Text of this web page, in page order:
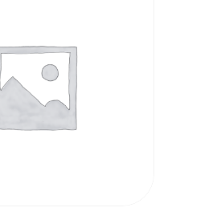
AÑADIR AL
CARRITO